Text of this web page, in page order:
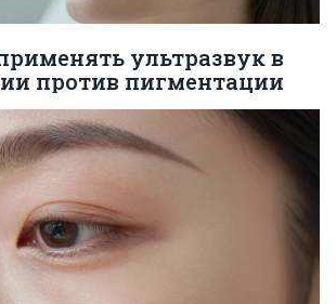
ультразвук в
против пигментации